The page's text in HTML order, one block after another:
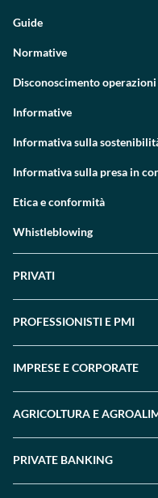
Guide
Normative
Disconoscimento operazioni
Informative
Informativa sulla
Informativa sulla presa in
Etica e conformità
Whistleblowing
PRIVATI
PROFESSIONISTI E PMI
IMPRESE E CORPORATE
AGRICOLTURA E
PRIVATE BANKING